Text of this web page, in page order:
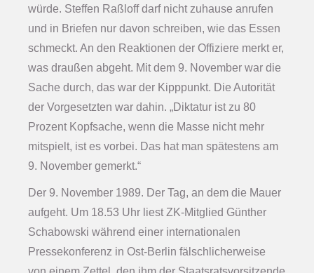
würde. Steffen Raßloff darf nicht zuhause anrufen
und in Briefen nur davon schreiben, wie das Essen
schmeckt. An den Reaktionen der Offiziere merkt er,
was draußen abgeht. Mit dem 9. November war die
Sache durch, das war der Kipppunkt. Die Autorität
der Vorgesetzten war dahin. „Diktatur ist zu 80
Prozent Kopfsache, wenn die Masse nicht mehr
mitspielt, ist es vorbei. Das hat man spätestens am
9. November gemerkt.“
Der 9. November 1989. Der Tag, an dem die Mauer
aufgeht. Um 18.53 Uhr liest ZK-Mitglied Günther
Schabowski während einer internationalen
Pressekonferenz in Ost-Berlin fälschlicherweise